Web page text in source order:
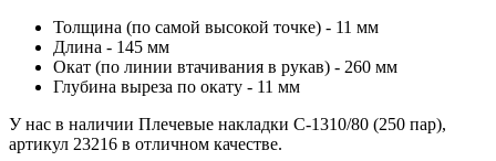
Толщина (по самой высокой точке) - 11 мм
Длина - 145 мм
Окат (по линии втачивания в рукав) - 260 мм
Глубина выреза по окату - 11 мм
У нас в наличии Плечевые накладки С-1310/80 (250 пар),
артикул 23216 в отличном качестве.